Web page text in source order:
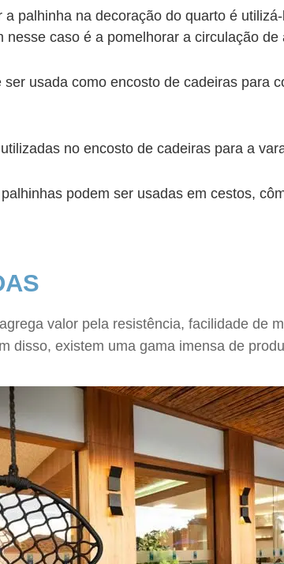
a palhinha na decoração do quarto é
nesse caso é a pomelhorar a circulação de
usada como encosto de cadeiras para
no encosto de cadeiras para a
podem ser usadas em cestos,
valor pela resistência, facilidade de
disso, existem uma gama imensa de